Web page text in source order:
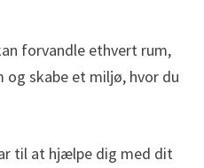
forvandle ethvert rum,
skabe et miljø, hvor du
til at hjælpe dig med dit